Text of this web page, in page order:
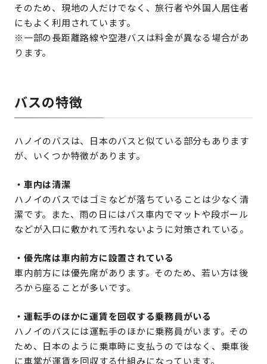
そのため、現地の人だけでなく、旅行者や外国人居住者
にもよく利用されています。
※一部の長距離路線や空港バスは料金が異なる場合があ
ります。
バスの特徴
ハノイのバスは、日本のバスと似ている部分もあります
が、いくつか特徴があります。
・車内は清潔
ハノイのバスではゴミなどが落ちていることは少なく清
潔です。また、雨の日にはバス車内でマットや段ボール
などが入口に敷かれて汚れないように対策されている。
・優先席は車内前方に設置されている
車内前方には優先席があります。そのため、若い方は後
ろから座ることが多いです。
・運転手のほかに運賃を回収する乗務員がいる
ハノイのバスには運転手のほかに乗務員がいます。その
ため、日本のように乗車時に支払うのではなく、乗車後
に車掌が運賃を回収する仕組みになっています。